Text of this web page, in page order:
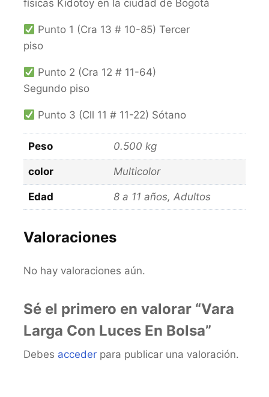
físicas Kidotoy en la ciudad de Bogotá
Punto 1 (Cra 13 # 10-85) Tercer
piso
Punto 2 (Cra 12 # 11-64)
Segundo piso
Punto 3 (Cll 11 # 11-22) Sótano
Peso 0.500 kg
color Multicolor
Edad 8 a 11 años, Adultos
Valoraciones
No hay valoraciones aún.
Sé el primero en valorar “Vara
Larga Con Luces En Bolsa”
Debes acceder para publicar una valoración.